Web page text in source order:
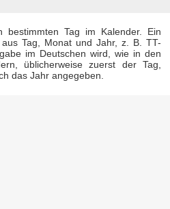
bestimmten Tag im Kalender. Ein
Tag, Monat und Jahr, z. B. TT-
im Deutschen wird, wie in den
üblicherweise zuerst der Tag,
das Jahr angegeben.